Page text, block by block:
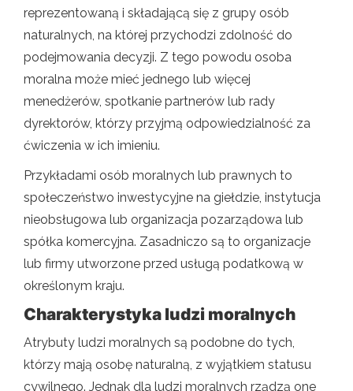
reprezentowaną i składającą się z grupy osób
naturalnych, na której przychodzi zdolność do
podejmowania decyzji. Z tego powodu osoba
moralna może mieć jednego lub więcej
menedżerów, spotkanie partnerów lub rady
dyrektorów, którzy przyjmą odpowiedzialność za
ćwiczenia w ich imieniu.
Przykładami osób moralnych lub prawnych to
społeczeństwo inwestycyjne na giełdzie, instytucja
nieobsługowa lub organizacja pozarządowa lub
spółka komercyjna. Zasadniczo są to organizacje
lub firmy utworzone przed usługą podatkową w
określonym kraju.
Charakterystyka ludzi moralnych
Atrybuty ludzi moralnych są podobne do tych,
którzy mają osobę naturalną, z wyjątkiem statusu
cywilnego. Jednak dla ludzi moralnych rządzą one